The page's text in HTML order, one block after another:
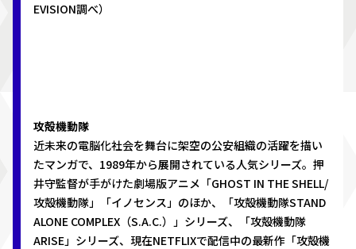
EVISION調べ）
攻殻機動隊
近未来の電脳化社会を舞台に架空の公安組織の活躍を描い
たマンガで、1989年から展開されている人気シリーズ。押
井守監督が手がけた劇場版アニメ「GHOST IN THE SHELL/
攻殻機動隊」「イノセンス」のほか、「攻殻機動隊STAND
ALONE COMPLEX（S.A.C.）」シリーズ、「攻殻機動隊
ARISE」シリーズ、現在NETFLIXで配信中の最新作「攻殻機